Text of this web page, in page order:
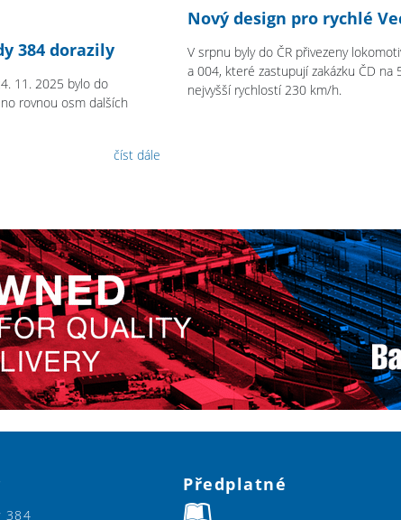
384 dorazily
11. 2025 bylo do
rovnou osm dalších
číst dále
Nový design pro rychlé
V srpnu byly do ČR přivezeny
a 004, které zastupují zakázku ČD na
nejvyšší rychlostí 230 km/h.
384
Předplatné